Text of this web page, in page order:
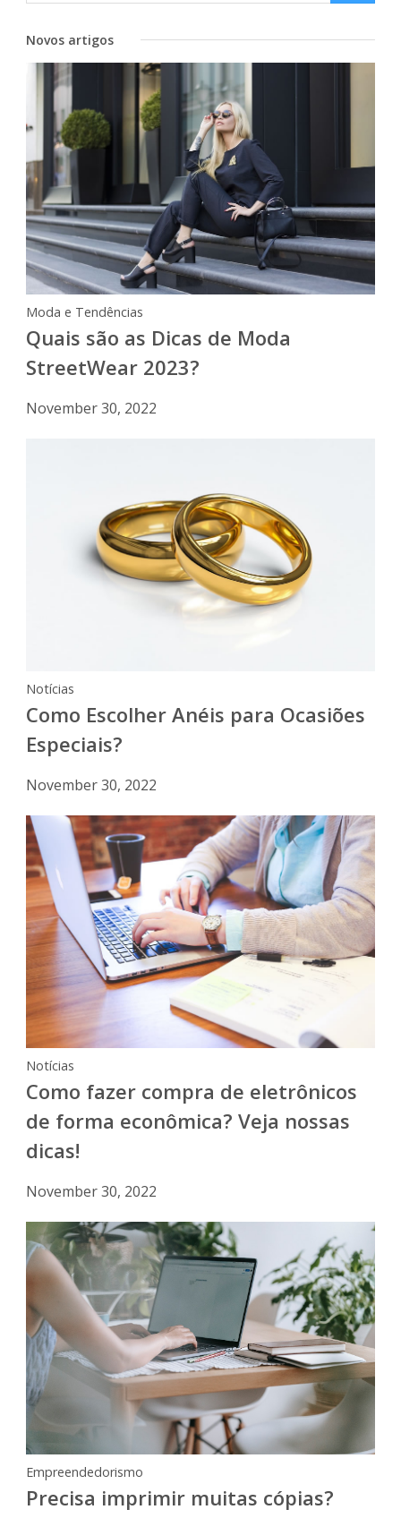
Novos artigos
Moda e Tendências
Quais são as Dicas de Moda
StreetWear 2023?
November 30, 2022
Notícias
Como Escolher Anéis para Ocasiões
Especiais?
November 30, 2022
Notícias
Como fazer compra de eletrônicos
de forma econômica? Veja nossas
dicas!
November 30, 2022
Empreendedorismo
Precisa imprimir muitas cópias?